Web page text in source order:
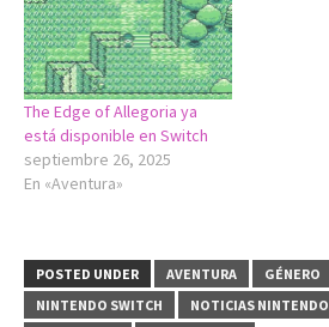
The Edge of Allegoria ya
está disponible en Switch
septiembre 26, 2025
En «Aventura»
POSTED UNDER AVENTURA GÉNERO
NINTENDO SWITCH
NOTICIAS NINTENDO